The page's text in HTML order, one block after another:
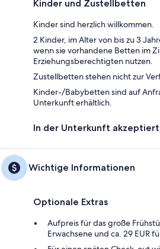
Kinder und Zustellbetten
Kinder sind herzlich willkommen.
2 Kinder, im Alter von bis zu 3
wenn sie vorhandene Betten im
Erziehungsberechtigten nutzen.
Zustellbetten stehen nicht zur
Kinder-/Babybetten sind auf
Unterkunft erhältlich.
In der Unterkunft
Wichtige Informationen
Optionale Extras
Aufpreis für das große
Erwachsene und ca. 29 EUR